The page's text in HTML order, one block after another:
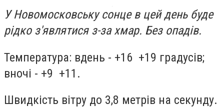
У Новомосковську сонце в цей день буде
рідко з'являтися з-за хмар. Без опадів.
Температура: вдень - +16 +19 градусів;
вночі - +9 +11.
Швидкість вітру до 3,8 метрів на секунду.